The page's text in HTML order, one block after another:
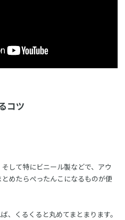
コツ
して特にビニール製などで、アウ
めたらぺったんこになるものが便
、くるくると丸めてまとまります。